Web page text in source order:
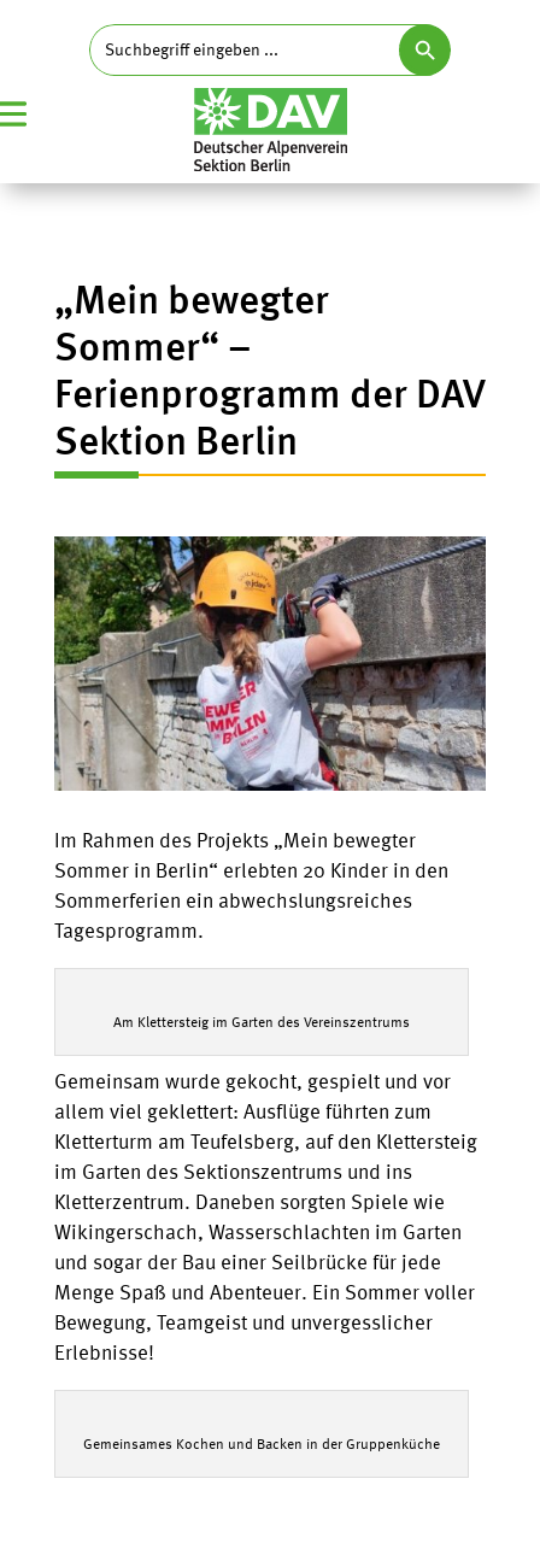
Search
for:
Search Button
„Mein bewegter
Sommer“ –
Ferienprogramm der DAV
Sektion Berlin
Im Rahmen des Projekts „Mein bewegter
Sommer in Berlin“ erlebten 20 Kinder in den
Sommerferien ein abwechslungsreiches
Tagesprogramm.
Am Klettersteig im Garten des Vereinszentrums
Gemeinsam wurde gekocht, gespielt und vor
allem viel geklettert: Ausflüge führten zum
Kletterturm am Teufelsberg, auf den Klettersteig
im Garten des Sektionszentrums und ins
Kletterzentrum. Daneben sorgten Spiele wie
Wikingerschach, Wasserschlachten im Garten
und sogar der Bau einer Seilbrücke für jede
Menge Spaß und Abenteuer. Ein Sommer voller
Bewegung, Teamgeist und unvergesslicher
Erlebnisse!
Gemeinsames Kochen und Backen in der Gruppenküche